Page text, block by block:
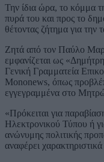
Την ίδια ώρα, το κόμμα
πυρά του και προς το
θέτοντας ζήτημα για την
Ζητά από τον Παύλο
εμφανίζεται ως
Γενική Γραμματεία
Mononews, όπως
εγγεγραμμένα στο
«Πρόκειται για
Ηλεκτρονικού Τύπου ή
ανώνυμης πολιτικής
αναφέρει